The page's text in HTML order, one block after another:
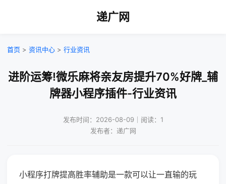
递广网
首页 > 资讯中心 > 行业资讯
进阶运筹!微乐麻将亲友房提升70%好牌_辅
牌器小程序插件-行业资讯
发布时间：2026-08-09｜阅读：1
发布者：递广网
小程序打牌提高胜率辅助是一款可以让一直输的玩